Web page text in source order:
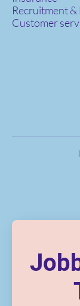
Recruitment
Customer